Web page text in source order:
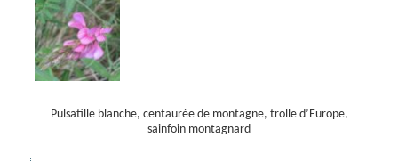
Pulsatille blanche, centaurée de montagne, trolle d’Europe,
sainfoin montagnard